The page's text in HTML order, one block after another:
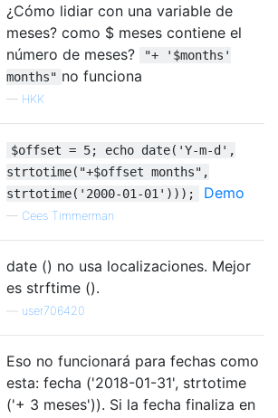
¿Cómo lidiar con una variable de
meses? como $ meses contiene el
número de meses?
"+ '$months'
months" no funciona
— HKK
$offset = 5; echo date('Y-m-d',
strtotime("+$offset months",
strtotime('2000-01-01')));
Demo
— Cees Timmerman
date () no usa localizaciones. Mejor
es strftime ().
user706420
Eso no funcionará para fechas como
esta: fecha ('2018-01-31', strtotime
('+ 3 meses')). Si la fecha finaliza en